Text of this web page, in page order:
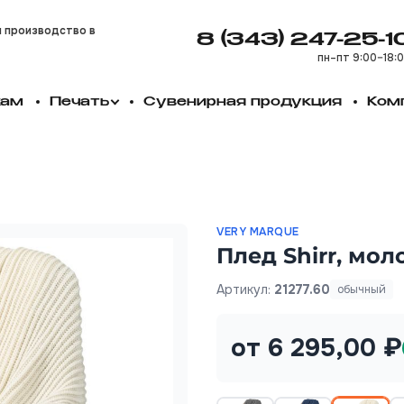
производство в 8 (343) 247-25-
пн–пт
Печать Сувенирная продукция
VERY MARQUE
Плед Shirr,
Артикул: 21277.60 обычный
от 6 295,00 ₽